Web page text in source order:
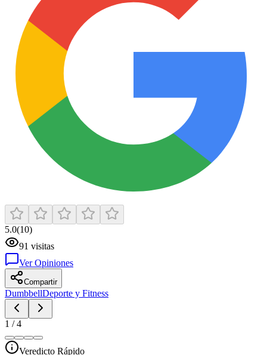
5.0(10)
91 visitas
Ver Opiniones
Compartir
DumbbellDeporte y Fitness
1 /4
Veredicto Rápido